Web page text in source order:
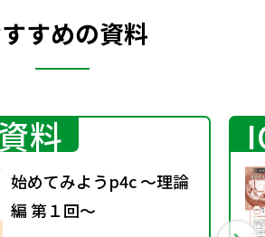
すめの資料
料
始めてみようp4c ～理論
編 第１回～